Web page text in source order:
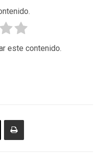
este contenido.